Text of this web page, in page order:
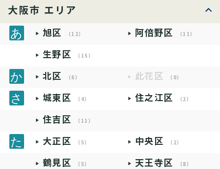
大阪市 エリア
旭区 （12） 阿倍野区 （11）
生野区 （15）
北区 （6） 此花区 （0）
城東区 （4） 住之江区 （2）
住吉区 （11）
大正区 （5） 中央区 （2）
鶴見区 （5） 天王寺区 （8）